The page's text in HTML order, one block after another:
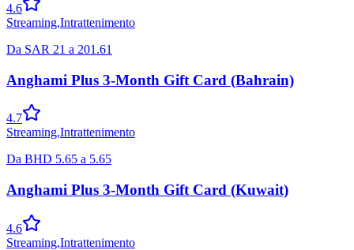
4.6
Streaming,Intrattenimento
Da SAR 21 a 201.61
Anghami Plus 3-Month Gift Card (Bahrain)
4.7
Streaming,Intrattenimento
Da BHD 5.65 a 5.65
Anghami Plus 3-Month Gift Card (Kuwait)
4.6
Streaming,Intrattenimento